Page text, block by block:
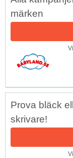
märken
Prova bläck
skrivare!